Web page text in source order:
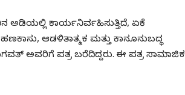
ಅಡಿಯಲ್ಲಿ ಕಾರ್ಯನಿರ್ವಹಿಸುತ್ತಿದೆ, ಏಕೆ
ಆಡಳಿತಾತ್ಮಕ ಮತ್ತು ಕಾನೂನುಬದ್ಧ
ಅವರಿಗೆ ಪತ್ರ ಬರೆದಿದ್ದರು. ಈ ಪತ್ರ ಸಾಮಾಜಿಕ